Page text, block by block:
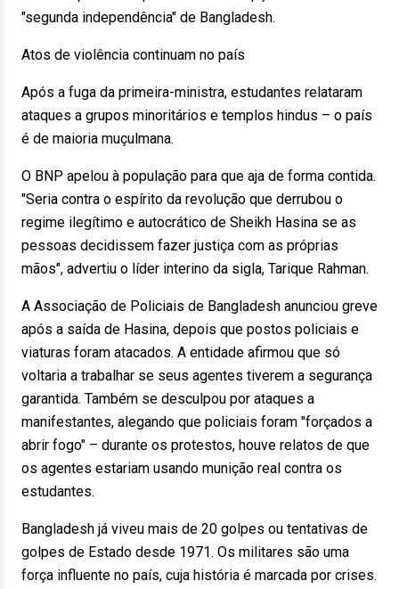
"segunda independência" de Bangladesh.
Atos de violência continuam no país
Após a fuga da primeira-ministra, estudantes relataram
ataques a grupos minoritários e templos hindus – o país
é de maioria muçulmana.
O BNP apelou à população para que aja de forma contida.
"Seria contra o espírito da revolução que derrubou o
regime ilegítimo e autocrático de Sheikh Hasina se as
pessoas decidissem fazer justiça com as próprias
mãos", advertiu o líder interino da sigla, Tarique Rahman.
A Associação de Policiais de Bangladesh anunciou greve
após a saída de Hasina, depois que postos policiais e
viaturas foram atacados. A entidade afirmou que só
voltaria a trabalhar se seus agentes tiverem a segurança
garantida. Também se desculpou por ataques a
manifestantes, alegando que policiais foram "forçados a
abrir fogo" – durante os protestos, houve relatos de que
os agentes estariam usando munição real contra os
estudantes.
Bangladesh já viveu mais de 20 golpes ou tentativas de
golpes de Estado desde 1971. Os militares são uma
força influente no país, cuja história é marcada por crises.